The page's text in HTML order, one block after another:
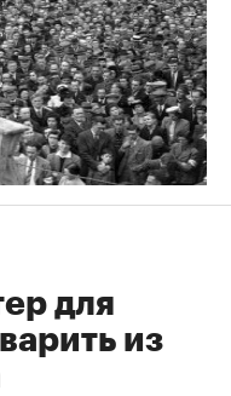
для
из